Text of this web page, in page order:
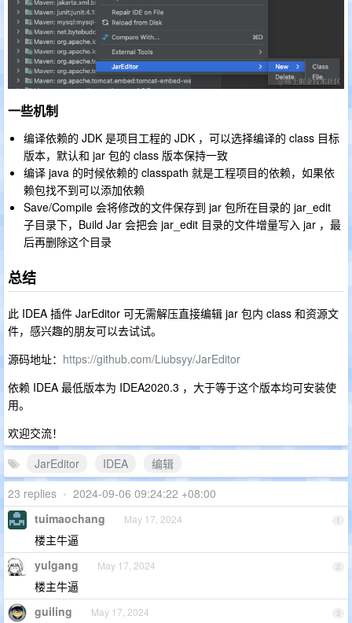
一些机制
编译依赖的 JDK 是项目工程的 JDK ，可以选择编译的 class 目标
版本，默认和 jar 包的 class 版本保持一致
编译 java 的时候依赖的 classpath 就是工程项目的依赖，如果依
赖包找不到可以添加依赖
Save/Compile 会将修改的文件保存到 jar 包所在目录的 jar_edit
子目录下，Build Jar 会把会 jar_edit 目录的文件增量写入 jar ，最
后再删除这个目录
总结
此 IDEA 插件 JarEditor 可无需解压直接编辑 jar 包内 class 和资源文
件，感兴趣的朋友可以去试试。
源码地址： https://github.com/Liubsyy/JarEditor
依赖 IDEA 最低版本为 IDEA2020.3 ，大于等于这个版本均可安装使
用。
欢迎交流！
JarEditor
IDEA
编辑
23 replies • 2024-09-06 09:24:22 +08:00
1
tuimaochang May 17, 2024
楼主牛逼
2
yulgang May 17, 2024
楼主牛逼
3
guiling May 17, 2024